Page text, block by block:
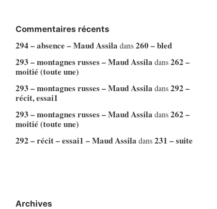
Commentaires récents
294 – absence – Maud Assila dans260 – bled
293 – montagnes russes – Maud Assila dans262 –
moitié (toute une)
293 – montagnes russes – Maud Assila dans292 –
récit, essai1
293 – montagnes russes – Maud Assila dans262 –
moitié (toute une)
292 – récit – essai1 – Maud Assila dans231 – suite
Archives